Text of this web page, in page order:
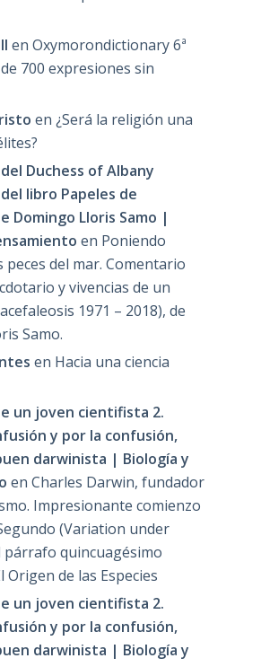
en Oxymorondictionary 6ª
700 expresiones sin
en ¿Será la religión una
Duchess of Albany
libro Papeles de
Domingo Lloris Samo |
en Poniendo
peces del mar. Comentario
y vivencias de un
1971 – 2018), de
Samo.
en Hacia una ciencia
un joven cientifista 2.
y por la confusión,
darwinista | Biología y
en Charles Darwin, fundador
Impresionante comienzo
(Variation under
párrafo quincuagésimo
Origen de las Especies
un joven cientifista 2.
y por la confusión,
darwinista | Biología y